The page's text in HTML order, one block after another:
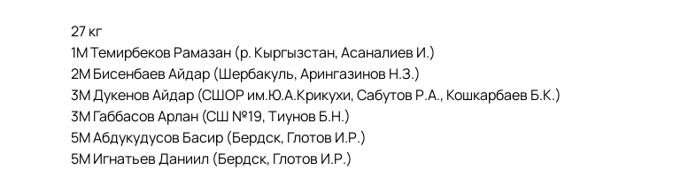
27 кг
1М Темирбеков Рамазан (р. Кыргызстан, Асаналиев И.)
2М Бисенбаев Айдар (Шербакуль, Арингазинов Н.З.)
3М Дукенов Айдар (СШОР им.Ю.А.Крикухи, Сабутов Р.А., Кошкарбаев Б.К.)
3М Габбасов Арлан (СШ №19, Тиунов Б.Н.)
5М Абдукудусов Басир (Бердск, Глотов И.Р.)
5М Игнатьев Даниил (Бердск, Глотов И.Р.)